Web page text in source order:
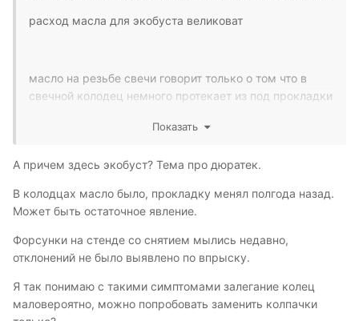
расход масла для экобуста великоват
масло на резьбе свечи говорит только о том что в
свечной колодец немного протекает из под прокладки
пачкается этим маслом
изнутри цилиндра на резьбу масло попасть не может,
а вот черный влажный нагар на электроде и поршнях
образоваться чисто по бензину, но может и от смеси
бензин+масло, которое стекает по впускным
Показать
А причем здесь экобуст? Тема про дюратек.
В колодцах масло было, прокладку менял полгода назад.
Может быть остаточное явление.
Форсунки на стенде со снятием мылись недавно,
отклонений не было выявлено по впрыску.
Я так понимаю с такими симптомами залегание колец
маловероятно, можно попробовать заменить колпачки